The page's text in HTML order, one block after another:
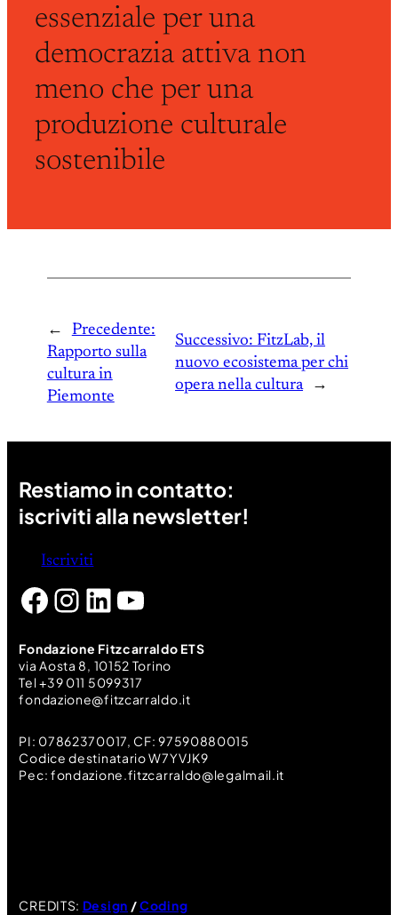
essenziale per una
democrazia attiva non
meno che per una
produzione culturale
sostenibile
←
Precedente:
Rapporto sulla
cultura in
Piemonte
Successivo: FitzLab, il
nuovo ecosistema per chi
opera nella cultura
→
Restiamo in contatto:
iscriviti alla newsletter!
Iscriviti
Facebook Instagram LinkedIn YouTube
Fondazione Fitzcarraldo ETS
via Aosta 8, 10152 Torino
Tel +39 011 5099317
fondazione@fitzcarraldo.it
PI: 07862370017, CF: 97590880015
Codice destinatario W7YVJK9
Pec: fondazione.fitzcarraldo@legalmail.it
CREDITS: Design /Coding